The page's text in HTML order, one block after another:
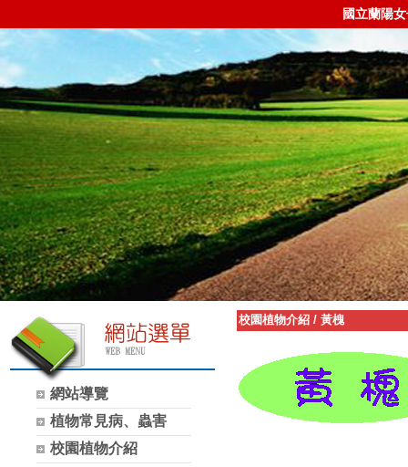
國立蘭陽
網站導覽
植物常見病、蟲害
校園植物介紹
校園植物介紹 / 黃槐